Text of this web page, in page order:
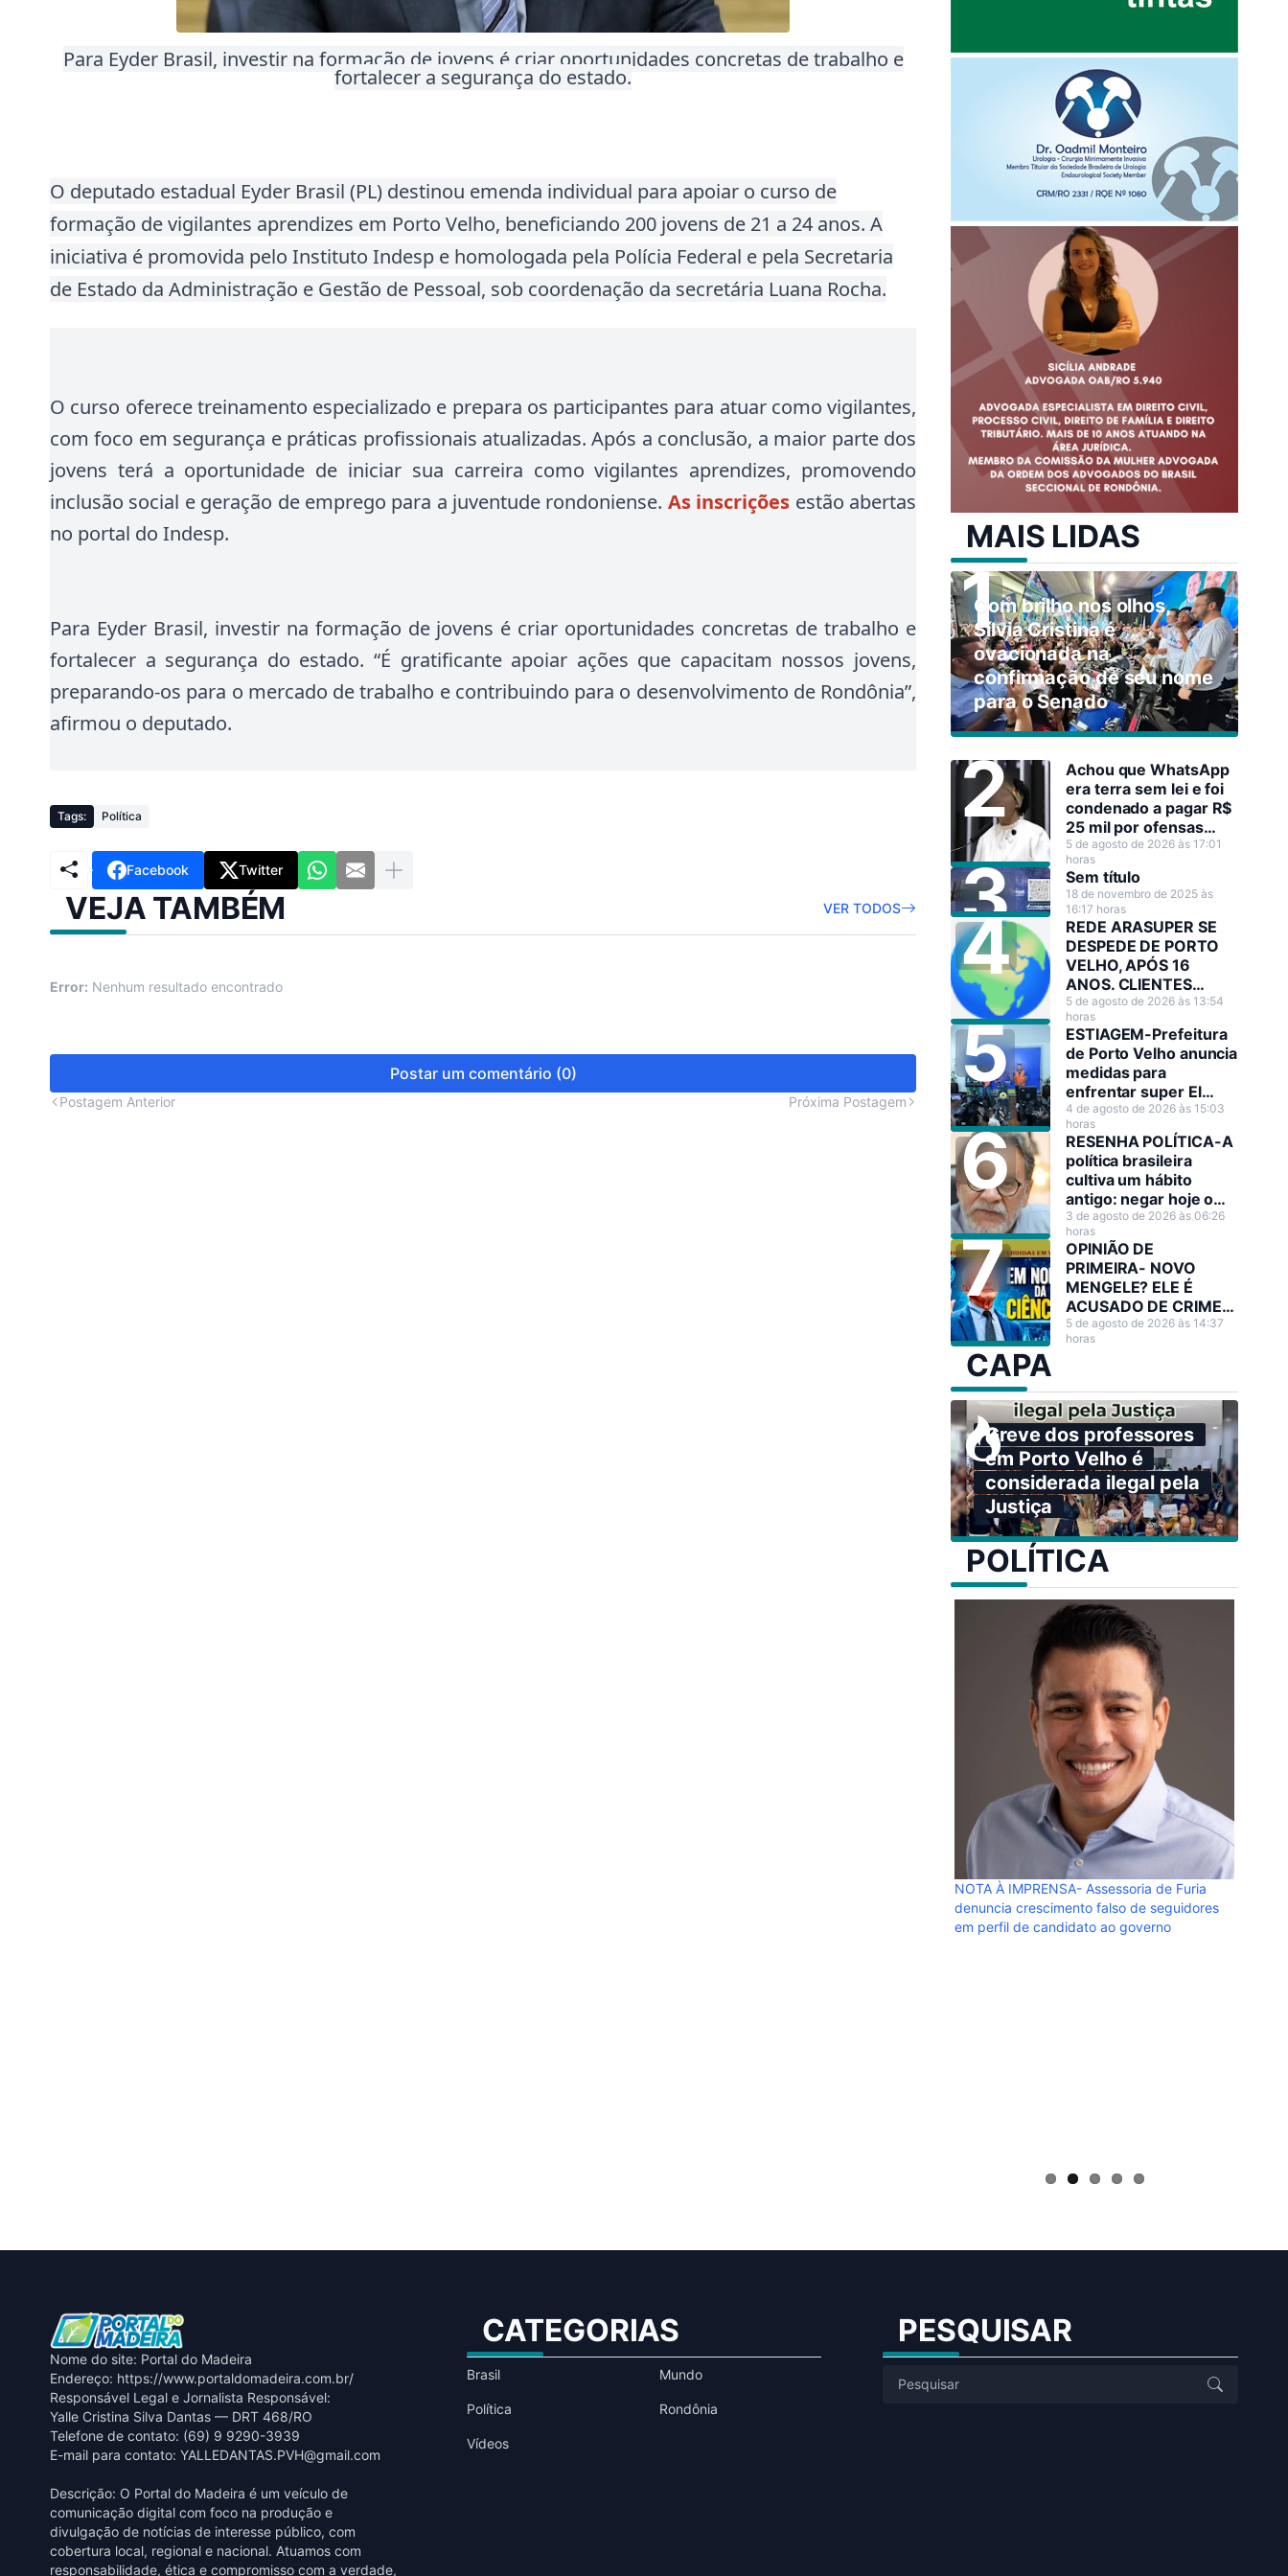
Para Eyder Brasil, investir na formação de jovens é criar oportunidades concretas de trabalho e
fortalecer a segurança do estado.
O deputado estadual Eyder Brasil (PL) destinou emenda individual para apoiar o curso de
formação de vigilantes aprendizes em Porto Velho, beneficiando 200 jovens de 21 a 24 anos. A
iniciativa é promovida pelo Instituto Indesp e homologada pela Polícia Federal e pela Secretaria
de Estado da Administração e Gestão de Pessoal, sob coordenação da secretária Luana Rocha.
O curso oferece treinamento especializado e prepara os participantes para atuar como vigilantes,
com foco em segurança e práticas profissionais atualizadas. Após a conclusão, a maior parte dos
jovens terá a oportunidade de iniciar sua carreira como vigilantes aprendizes, promovendo
inclusão social e geração de emprego para a juventude rondoniense. As inscrições estão abertas
no portal do Indesp.
Para Eyder Brasil, investir na formação de jovens é criar oportunidades concretas de trabalho e
fortalecer a segurança do estado. “É gratificante apoiar ações que capacitam nossos jovens,
preparando-os para o mercado de trabalho e contribuindo para o desenvolvimento de Rondônia”,
afirmou o deputado.
Tags: Política
Facebook Twitter
VEJA TAMBÉM VER TODOS
Error: Nenhum resultado encontrado
Postar um comentário (0)
Postagem Anterior Próxima Postagem
MAIS LIDAS
Com brilho nos olhos,
Sílvia Cristina é
ovacionada na
confirmação de seu nome
para o Senado
Achou que WhatsApp
era terra sem lei e foi
condenado a pagar R$
25 mil por ofensas
raciais contra Sílvia
Cristina
5 de agosto de 2026 às 17:01
horas
Sem título
18 de novembro de 2025 às
16:17 horas
REDE ARASUPER SE
DESPEDE DE PORTO
VELHO, APÓS 16
ANOS. CLIENTES
LAMENTAM A
DECISÃO!
5 de agosto de 2026 às 13:54
horas
ESTIAGEM-Prefeitura
de Porto Velho anuncia
medidas para
enfrentar super El
Niño
4 de agosto de 2026 às 15:03
horas
RESENHA POLÍTICA-A
política brasileira
cultiva um hábito
antigo: negar hoje o
que amanhã será
anunciado como
decisão estratégica.
3 de agosto de 2026 às 06:26
horas
OPINIÃO DE
PRIMEIRA- NOVO
MENGELE? ELE É
ACUSADO DE CRIMES
CONTRA A
HUMANIDADE,
MILHÕES DE VIDAS
5 de agosto de 2026 às 14:37
horas
CAPA
Greve dos professores
em Porto Velho é
considerada ilegal pela
Justiça
POLÍTICA
NOTA À IMPRENSA- Assessoria de Furia
denuncia crescimento falso de seguidores
em perfil de candidato ao governo
Nome do site: Portal do Madeira
Endereço: https://www.portaldomadeira.com.br/
Responsável Legal e Jornalista Responsável:
Yalle Cristina Silva Dantas — DRT 468/RO
Telefone de contato: (69) 9 9290-3939
E-mail para contato: YALLEDANTAS.PVH@gmail.com
Descrição: O Portal do Madeira é um veículo de
comunicação digital com foco na produção e
divulgação de notícias de interesse público, com
cobertura local, regional e nacional. Atuamos com
responsabilidade, ética e compromisso com a verdade,
CATEGORIAS
Brasil Mundo
Política Rondônia
Vídeos
PESQUISAR